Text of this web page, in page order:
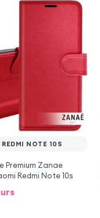
NOTE 10S
Premium Zanae
Redmi Note 10s